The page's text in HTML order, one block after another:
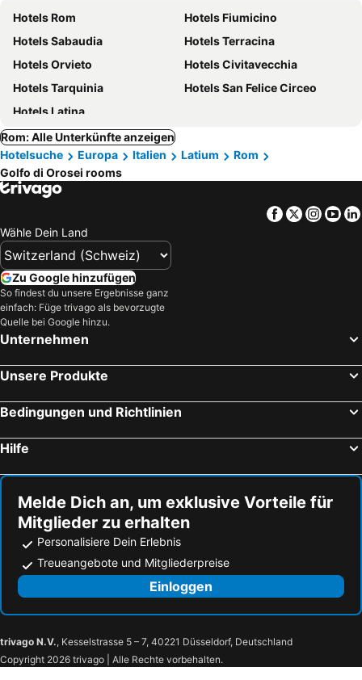
Hotels Rom
Hotels Fiumicino
Hotels Sabaudia
Hotels Terracina
Hotels Orvieto
Hotels Civitavecchia
Hotels Tarquinia
Hotels San Felice Circeo
Hotels Latina
Rom: Alle Unterkünfte anzeigen
Hotelsuche
Europa Italien Latium
Rom
Golfo di Orosei rooms
Facebook
Twitter
Wähle Dein Land
Zu Google hinzufügen
So findest du unsere Ergebnisse ganz
einfach: Füge trivago als bevorzugte
Quelle bei Google hinzu.
Unternehmen
Unsere Produkte
Bedingungen und Richtlinien
Hilfe
Melde Dich an, um exklusive Vorteile für
Mitglieder zu erhalten
Personalisiere Dein Erlebnis
Treueangebote und Mitgliederpreise
Einloggen
trivago N.V., Kesselstrasse 5 – 7, 40221 Düsseldorf, Deutschland
Copyright 2026 trivago | Alle Rechte vorbehalten.